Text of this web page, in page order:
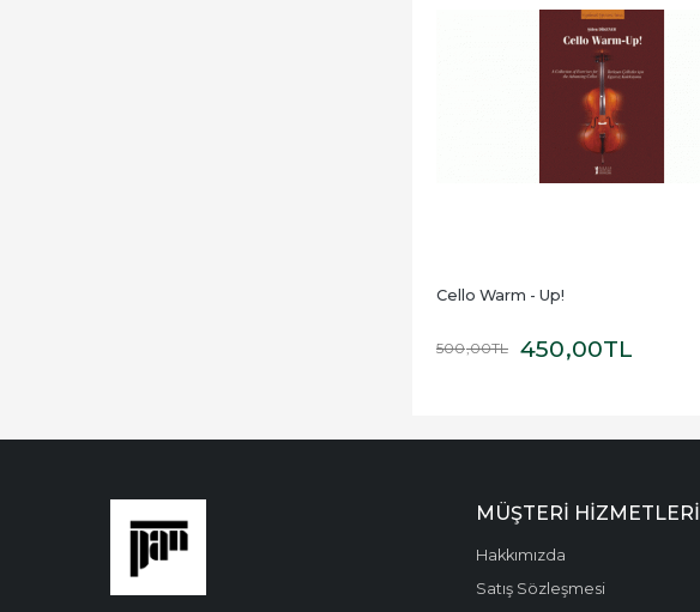
Cello Warm - Up!
500,00TL 450,00TL
MÜŞTERI HIZMETLERI
Hakkımızda
Satış Sözleşmesi